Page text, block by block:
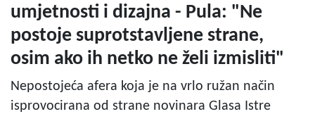
umjetnosti i dizajna - Pula: "Ne
postoje suprotstavljene strane,
osim ako ih netko ne želi izmisliti"
Nepostojeća afera koja je na vrlo ružan način
isprovocirana od strane novinara Glasa Istre